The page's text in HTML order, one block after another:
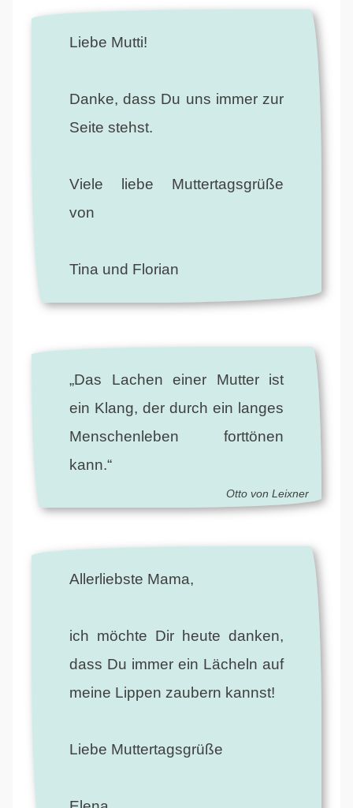
Liebe Mutti!
Danke, dass Du uns immer zur
Seite stehst.
Viele liebe Muttertagsgrüße
von
Tina und Florian
„Das Lachen einer Mutter ist
ein Klang, der durch ein langes
Menschenleben forttönen
kann.“
Otto von Leixner
Allerliebste Mama,
ich möchte Dir heute danken,
dass Du immer ein Lächeln auf
meine Lippen zaubern kannst!
Liebe Muttertagsgrüße